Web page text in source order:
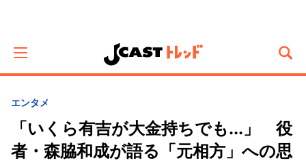
エンタメ
「いくら有吉が大金持ちでも...」 役
者・森脇和成が語る「元相方」への思